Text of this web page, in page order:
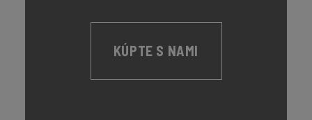
KÚPTE S NAMI